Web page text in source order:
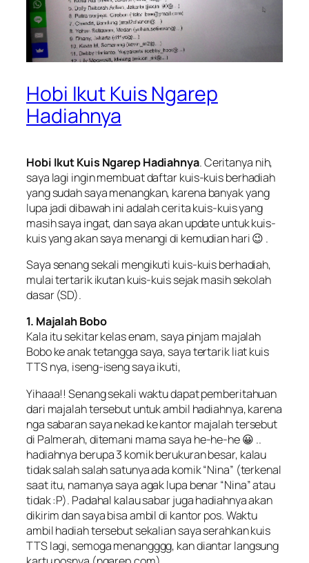
Hobi Ikut Kuis Ngarep
Hadiahnya
Hobi Ikut Kuis Ngarep Hadiahnya. Ceritanya nih,
saya lagi ingin membuat daftarkuis-kuis berhadiah
yang sudah saya menangkan, karena banyak yang
lupa jadi dibawah ini adalah cerita kuis-kuis yang
masih saya ingat, dan saya akan update untuk kuis-
kuis yang akan saya menangi di kemudian hari 😉 .
Saya senang sekali mengikuti kuis-kuis berhadiah,
mulai tertarik ikutan kuis-kuis sejak masih sekolah
dasar (SD).
1. Majalah Bobo
Kala itu sekitar kelas enam, saya pinjam majalah
Bobo ke anak tetangga saya, saya tertarik liat kuis
TTS nya, iseng-iseng saya ikuti,
Yihaaa!! Senang sekali waktu dapat pemberitahuan
dari majalah tersebut untuk ambil hadiahnya, karena
nga sabaran saya nekad ke kantor majalah tersebut
di Palmerah, ditemani mama saya he-he-he 😀 ..
hadiahnya berupa 3 komik berukuran besar, kalau
tidak salah salah satunya ada komik “Nina” (terkenal
saat itu, namanya saya agak lupa benar “Nina” atau
tidak :P). Padahal kalau sabar juga hadiahnya akan
dikirim dan saya bisa ambil di kantor pos. Waktu
ambil hadiah tersebut sekalian saya serahkan kuis
TTS lagi, semoga menangggg, kan diantar langsung